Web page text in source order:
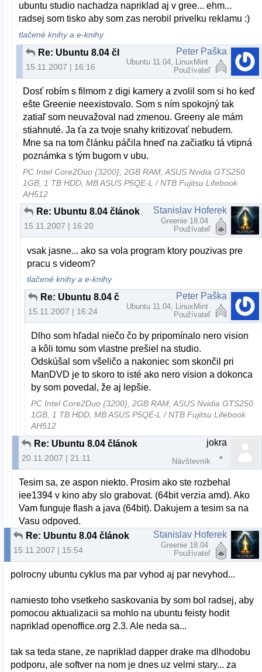
ubuntu studio nachadza napriklad aj v gree... ehm...
radsej som tisko aby som zas nerobil privelku reklamu :)
tlačené knihy a e-knihy
Re: Ubuntu 8.04 článok
15.11.2007 | 16:16
Peter Paška
Ubuntu 11.04, LinuxMint
Používateľ
Dosť robím s filmom z digi kamery a zvolil som si ho keď
ešte Greenie neexistovalo. Som s ním spokojný tak
zatiaľ som neuvažoval nad zmenou. Greeny ale mám
stiahnuté. Ja ťa za tvoje snahy kritizovať nebudem.
Mne sa na tom článku páčila hneď na začiatku tá vtipná
poznámka s tým bugom v ubu.
PC Intel Core2Duo {3200}, 2GB RAM, ASUS Nvidia GTS250
1GB, 1 TB HDD, MB ASUS P5QE-L / NTB Fujitsu Lifebook
AH512
Re: Ubuntu 8.04 článok
15.11.2007 | 16:20
Stanislav Hoferek
Greenie 18.04
Používateľ
vsak jasne... ako sa vola program ktory pouzivas pre
pracu s videom?
tlačené knihy a e-knihy
Re: Ubuntu 8.04 článok
15.11.2007 | 16:24
Peter Paška
Ubuntu 11.04, LinuxMint
Používateľ
Dlho som hľadal niečo čo by pripomínalo nero vision
a kôli tomu som vlastne prešiel na studio.
Odskúšal som všeličo a nakoniec som skončil pri
ManDVD je to skoro to isté ako nero vision a dokonca
by som povedal, že aj lepšie.
PC Intel Core2Duo {3200}, 2GB RAM, ASUS Nvidia GTS250
1GB, 1 TB HDD, MB ASUS P5QE-L / NTB Fujitsu Lifebook
AH512
Re: Ubuntu 8.04 článok
20.11.2007 | 21:11
jokra
Návštevník
Tesim sa, ze aspon niekto. Prosim ako ste rozbehal
iee1394 v kino aby slo grabovat. (64bit verzia amd). Ako
Vam funguje flash a java (64bit). Dakujem a tesim sa na
Vasu odpoved.
Re: Ubuntu 8.04 článok
15.11.2007 | 15:54
Stanislav Hoferek
Greenie 18.04
Používateľ
polrocny ubuntu cyklus ma par vyhod aj par nevyhod...
namiesto toho vsetkeho saskovania by som bol radsej, aby
pomocou aktualizacii sa mohlo na ubuntu feisty hodit
napriklad openoffice.org 2.3. Ale neda sa...
tak sa teda stane, ze napriklad dapper drake ma dlhodobu
podporu, ale softver na nom je dnes uz velmi stary... za